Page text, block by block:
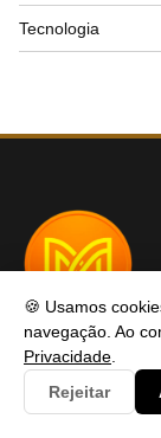
🍪 Usamos
navegação. Ao
Privacidade
Rejeitar
Tecnologia
MDBF